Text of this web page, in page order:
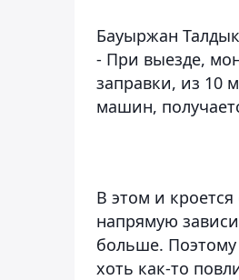
Бауыржан
- При выезде,
заправки, из 10
машин,
В этом и
напрямую
больше.
хоть как-то